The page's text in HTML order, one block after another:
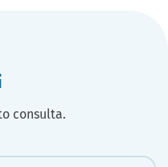
consulta.